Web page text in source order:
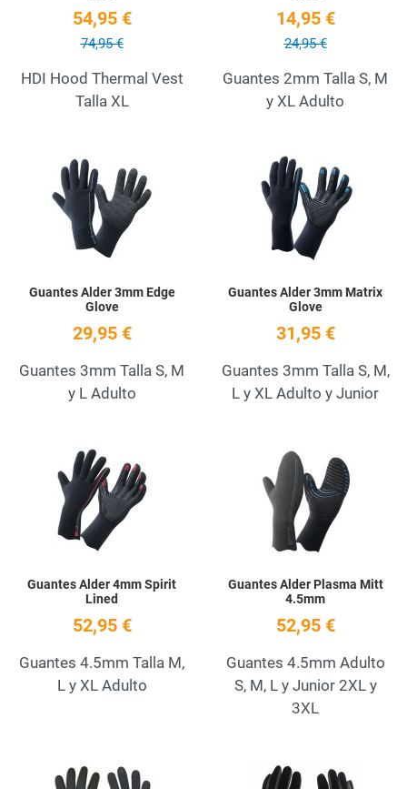
54,95 €
74,95 €
HDI Hood Thermal Vest
Talla XL
14,95 €
24,95 €
Guantes 2mm Talla S, M
y XL Adulto
Add to Wishlist
Quick View
Guantes Alder 3mm Edge
Glove
29,95 €
Guantes 3mm Talla S, M
y L Adulto
Guantes Alder 3mm Matrix
Glove
31,95 €
Guantes 3mm Talla S, M,
L y XL Adulto y Junior
Add to Wishlist
Quick View
Guantes Alder 4mm Spirit
Lined
52,95 €
Guantes 4.5mm Talla M,
L y XL Adulto
Guantes Alder Plasma Mitt
4.5mm
52,95 €
Guantes 4.5mm Adulto
S, M, L y Junior 2XL y
3XL
Add to Wishlist